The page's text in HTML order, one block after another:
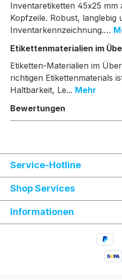
Inventaretiketten 45x25 mm
Kopfzeile. Robust, langlebig
Inventarkennzeichnung.…
Etikettenmaterialien im
Etiketten-Materialien im
richtigen Etikettenmaterials
Haltbarkeit, Le... Mehr
Bewertungen
Service-Hotline
Shop Services
Informationen